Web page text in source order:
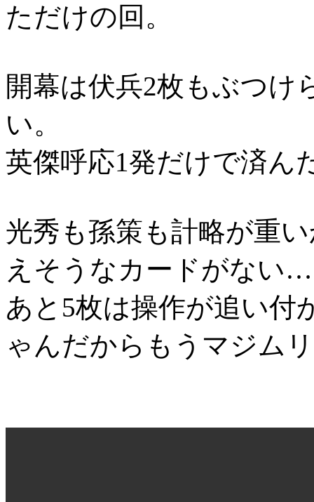
ただけの回。
開幕は伏兵2枚もぶつけ
い。
英傑呼応1発だけで済ん
光秀も孫策も計略が重
えそうなカードがない
あと5枚は操作が追い付
ゃんだからもうマジム